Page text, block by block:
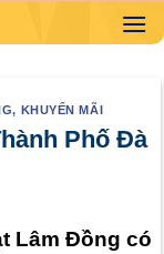
, KHUYẾN MÃI
Phố Đà
Lâm Đồng có